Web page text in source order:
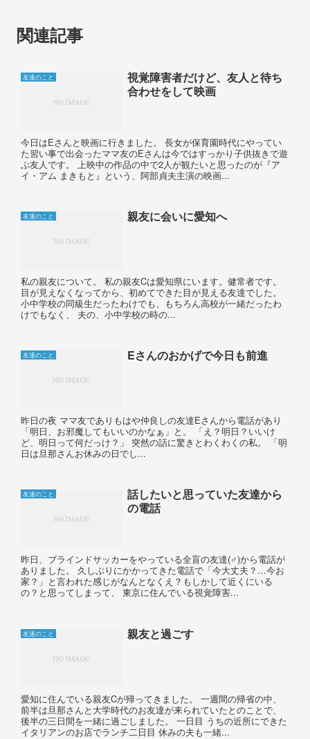
関連記事
友達のこと
視覚障害者だけど、友人と待ち
合わせをして映画
今日はEさんと映画に行きました。 長女が保育園時代にやってい
た習い事で出会ったママ友のEさんは今ではすっかり子供抜きで遊
ぶ友人です。 上映中の作品の中で2人が観たいと思ったのが『ア
イ・アム まきもと』という、阿部貞夫主演の映画...
友達のこと 親友に会いに愛知へ
私の親友について。 私の親友Cは愛知県にいます。健常者です。
目が見えなくなってから、初めてできた目が見える友達でした。
小中学校の同級生だったわけでも、もちろん高校が一緒だったわ
けでもなく、 夫の、小中学校の時の...
友達のこと Eさんのおかげで今日も前進
昨日の夜 ママ友でありもはや仲良しの友達Eさんから電話があり
「明日、お邪魔してもいいのかなぁ」と。 「え？明日？いいけ
ど、明日って何だっけ？」 突然の話に驚きとわくわくの私。 「明
日は旦那さんお休みの日でし...
友達のこと
話したいと思っていた友達から
の電話
昨日、ブラインドサッカーをやっている全盲の友達(♂)から電話が
ありました。 久しぶりにかかってきた電話で「今大丈夫？…今お
家？」と言われた感じがなんとなくえ？もしかして近くにいる
の？と思ってしまって、 東京に住んでいる視覚障害...
友達のこと 親友と過ごす
愛知に住んでいる親友Cが帰ってきました。 一週間の帰省の中、
前半は旦那さんと大学時代のお友達が来られていたとのことで、
後半の三日間を一緒に過ごしました。 一日目 うちの近所にできた
イタリアンのお店でランチ二日目 休みの夫も一緒...